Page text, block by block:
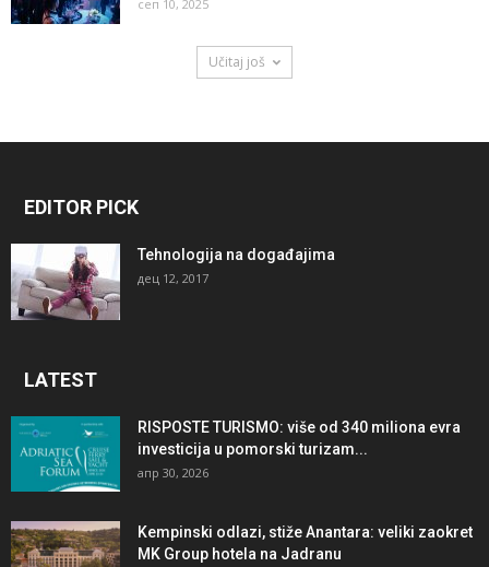
сеп 10, 2025
Učitaj još
EDITOR PICK
Tehnologija na događajima
дец 12, 2017
LATEST
RISPOSTE TURISMO: više od 340 miliona evra
investicija u pomorski turizam...
апр 30, 2026
Kempinski odlazi, stiže Anantara: veliki zaokret
MK Group hotela na Jadranu